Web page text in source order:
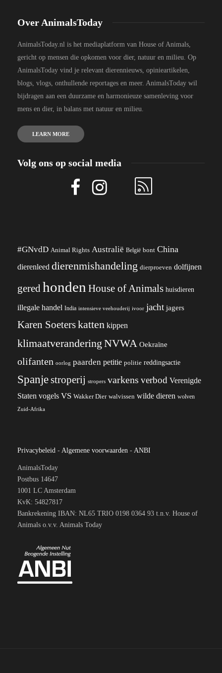
Over AnimalsToday
AnimalsToday.nl is het mediaplatform van House of Animals,
gericht op mensen die opkomen voor dier, natuur en milieu. Op
AnimalsToday vind je relevant dierennieuws, opinieartikelen,
blogs, vlogs, onthullende reportages en meer. AnimalsToday wil
bijdragen aan een duurzame en harmonieuze samenleving voor
mens en dier, in balans met natuur en milieu.
LEARN MORE
Volg ons op social media
#GNvdD Animal Rights Australië België bont China
dierenleed dierenmishandeling dierproeven dolfijnen
gered honden House of Animals huisdieren
illegale handel India intensieve veehouderij ivoor jacht jagers
Karen Soeterskatten kippen
klimaatverandering NVWA Oekraïne
olifanten oorlog paarden petitie politie reddingsactie
Spanjestroperij stropers varkens verbod Verenigde
Staten vogels VS Wakker Dier walvissen wilde dieren wolven
Zuid-Afrika
Privacybeleid - Algemene voorwaarden - ANBI
AnimalsToday
Postbus 14647
1001 LC Amsterdam
KvK: 54827817
Bankrekening IBAN: NL65 TRIO 0198 0364 93 t.n.v. House of
Animals o.v.v. Animals Today